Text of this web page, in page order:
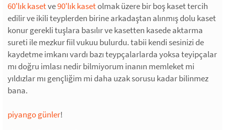
60'lık kasetve90'lık kasetolmak üzere bir boş kaset tercih
edilir ve ikili teyplerden birine arkadaştan alınmış dolu kaset
konur gerekli tuşlara basılır ve kasetten kasede aktarma
sureti ile mezkur fiil vukuu bulurdu. tabii kendi sesinizi de
kaydetme imkanı vardı bazı teypçalarlarda yoksa teyipçalar
mı doğru imlası nedir bilmiyorum inanın memleket mi
yıldızlar mı gençliğim mi daha uzak sorusu kadar bilinmez
bana.
piyango günler!